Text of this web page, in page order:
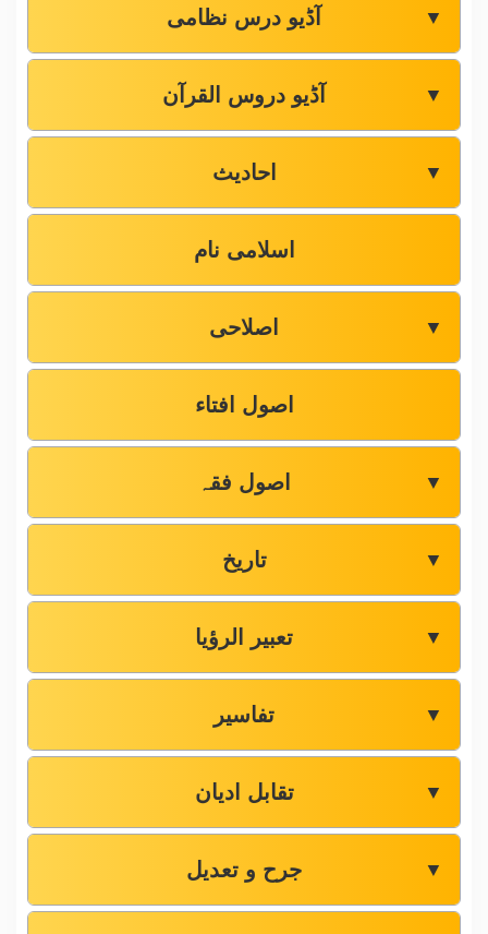
آڈیو درس نظامی ▼
آڈیو دروس القرآن ▼
احادیث ▼
اسلامی نام
اصلاحی ▼
اصول افتاء
اصول فقہ ▼
تاریخ ▼
تعبیر الرؤیا ▼
تفاسیر ▼
تقابل ادیان ▼
جرح و تعدیل ▼